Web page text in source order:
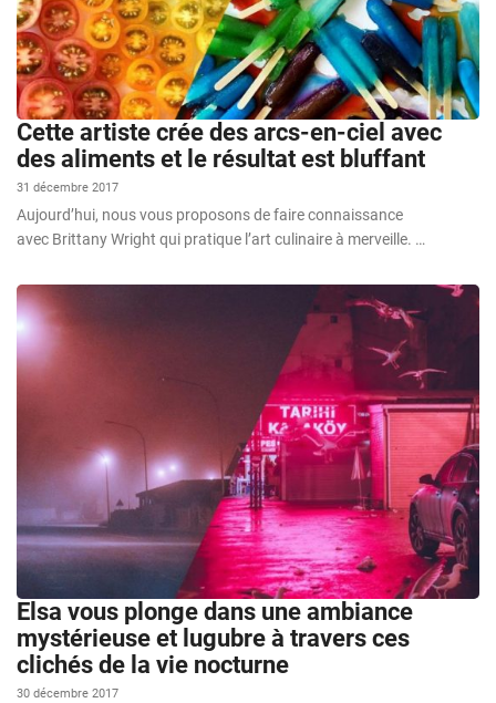
Cette artiste crée des arcs-en-ciel avec
des aliments et le résultat est bluffant
31 décembre 2017
Aujourd’hui, nous vous proposons de faire connaissance
avec Brittany Wright qui pratique l’art culinaire à merveille. …
Elsa vous plonge dans une ambiance
mystérieuse et lugubre à travers ces
clichés de la vie nocturne
30 décembre 2017